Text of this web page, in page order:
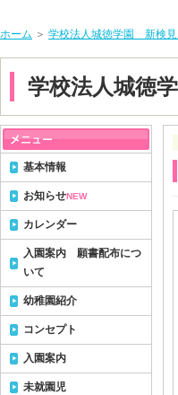
ホーム ＞ 学校法人城徳学園 新検見
学校法人城徳
基本情報
お知らせNEW
カレンダー
入園案内 願書配布につ
いて
幼稚園紹介
コンセプト
入園案内
未就園児